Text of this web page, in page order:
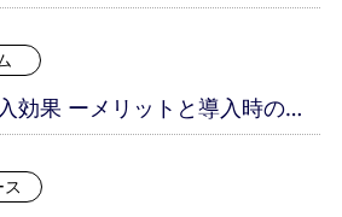
効果 ーメリットと導入時の注